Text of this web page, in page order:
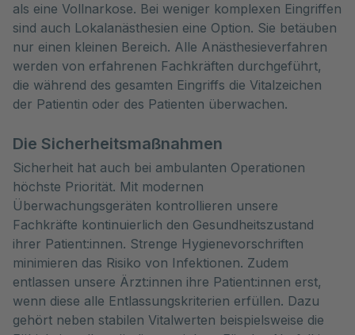
als eine Vollnarkose. Bei weniger komplexen Eingriffen
sind auch Lokalanästhesien eine Option. Sie betäuben
nur einen kleinen Bereich. Alle Anästhesieverfahren
werden von erfahrenen Fachkräften durchgeführt,
die während des gesamten Eingriffs die Vitalzeichen
der Patientin oder des Patienten überwachen.
Die Sicherheitsmaßnahmen
Sicherheit hat auch bei ambulanten Operationen
höchste Priorität. Mit modernen
Überwachungsgeräten kontrollieren unsere
Fachkräfte kontinuierlich den Gesundheitszustand
ihrer Patient:innen. Strenge Hygienevorschriften
minimieren das Risiko von Infektionen. Zudem
entlassen unsere Ärzt:innen ihre Patient:innen erst,
wenn diese alle Entlassungskriterien erfüllen. Dazu
gehört neben stabilen Vitalwerten beispielsweise die